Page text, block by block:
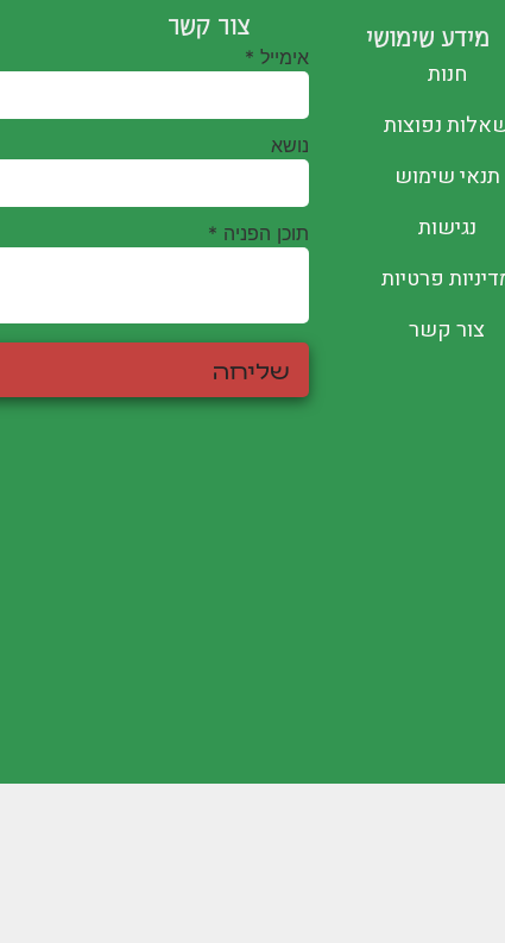
מידע שימושי
חנות
נפוצות
תנאי שימוש
נגישות
פרטיות
צור קשר
צור קשר
אימייל *
נושא
תוכן הפניה *
שליחה